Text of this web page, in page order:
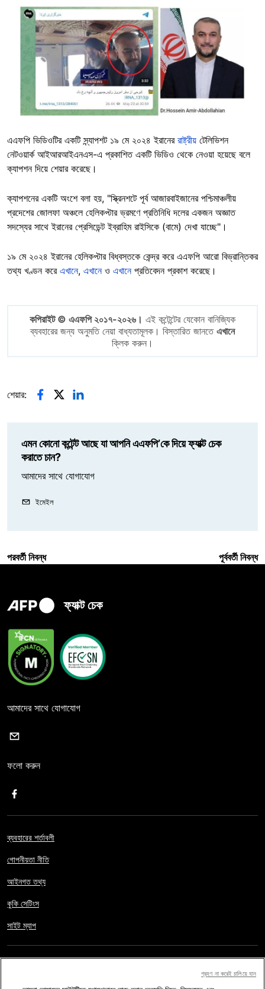
Image
এএফপি ভিডিওটির একটি স্ন্যাপশট ১৯ মে ২০২৪ ইরানের রাষ্ট্রীয় টেলিভিশন
নেটওয়ার্ক আইআরআইএনএস-এ প্রকাশিত একটি ভিডিও থেকে নেওয়া হয়েছে বলে
ক্যাপশন দিয়ে শেয়ার করেছে।
ক্যাপশনের একটি অংশে বলা হয়, "স্ক্রিনশটে পূর্ব আজারবাইজানের পশ্চিমাঞ্চলীয়
প্রদেশের জোলফা অঞ্চলে হেলিকপ্টার ভ্রমণে প্রতিনিধি দলের একজন অজ্ঞাত
সদস্যের সাথে ইরানের প্রেসিডেন্ট ইব্রাহিম রাইসিকে (বামে) দেখা যাচ্ছে"।
১৯ মে ২০২৪ ইরানের হেলিকপ্টার বিধ্বস্তকে কেন্দ্র করে এএফপি আরো বিভ্রান্তিকর
তথ্য খণ্ডন করে এখানে, এখানে ও এখানে প্রতিবেদন প্রকাশ করেছে।
কপিরাইট © এএফপি ২০১৭-২০২৬। এই কন্টেন্টের যেকোন বানিজ্যিক
ব্যবহারের জন্য অনুমতি নেয়া বাধ্যতামূলক। বিস্তারিত জানতে এখানে
ক্লিক করুন।
শেয়ার:
এমন কোনো কন্টেন্ট আছে যা আপনি এএফপি’কে দিয়ে ফ্যাক্ট চেক
করাতে চান?
আমাদের সাথে যোগাযোগ
ইমেইল
পরবর্তী নিবন্ধ পূর্ববর্তী নিবন্ধ
ফ্যাক্ট চেক
আমাদের সাথে যোগাযোগ
ফলো করুন
ব্যবহারের শর্তাবলী
গোপনীয়তা নীতি
আইনগত তথ্য
কুকি সেটিংস
সাইট ম্যাপ
প্রবেশ এবং মতামত পেশ করতে পারবেন। এছাড়া শেয়ার অপশন ব্যবহার করে ব্যক্তিগত,
গ্রহণ না করেই চালিয়ে যান